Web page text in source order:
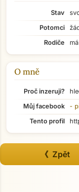
Stav
Potomci
Rodiče
O mně
Proč inzeruji?
Můj facebook
-
Tento profil
《 Zpět